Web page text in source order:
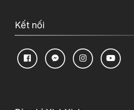
Kết nối